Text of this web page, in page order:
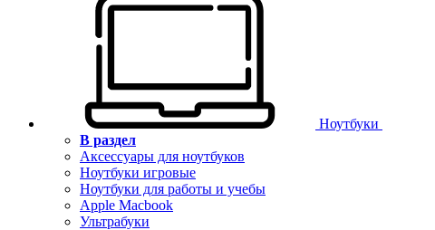
Ноутбуки
В раздел
Аксессуары для ноутбуков
Ноутбуки игровые
Ноутбуки для работы и учебы
Apple Macbook
Ультрабуки